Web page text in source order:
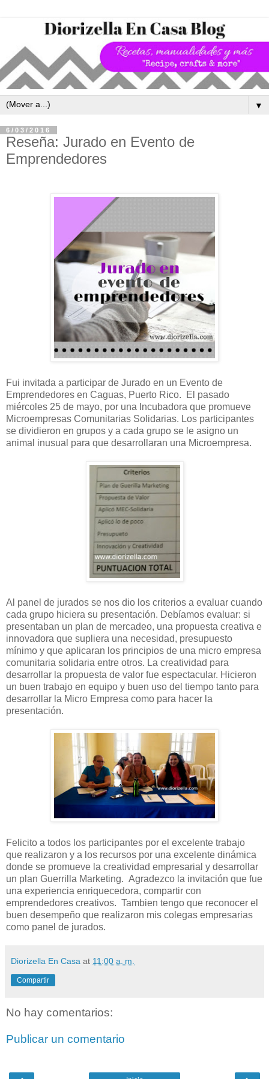
▼
6/03/2016
Reseña: Jurado en Evento de
Emprendedores
Fui invitada a participar de Jurado en un Evento de
Emprendedores en Caguas, Puerto Rico. El pasado
miércoles 25 de mayo, por una Incubadora que promueve
Microempresas Comunitarias Solidarias. Los participantes
se dividieron en grupos y a cada grupo se le asigno un
animal inusual para que desarrollaran una Microempresa.
Al panel de jurados se nos dio los criterios a evaluar cuando
cada grupo hiciera su presentación. Debíamos evaluar: si
presentaban un plan de mercadeo, una propuesta creativa e
innovadora que supliera una necesidad, presupuesto
mínimo y que aplicaran los principios de una micro empresa
comunitaria solidaria entre otros. La creatividad para
desarrollar la propuesta de valor fue espectacular. Hicieron
un buen trabajo en equipo y buen uso del tiempo tanto para
desarrollar la Micro Empresa como para hacer la
presentación.
Felicito a todos los participantes por el excelente trabajo
que realizaron y a los recursos por una excelente dinámica
donde se promueve la creatividad empresarial y desarrollar
un plan Guerrilla Marketing. Agradezco la invitación que fue
una experiencia enriquecedora, compartir con
emprendedores creativos. Tambien tengo que reconocer el
buen desempeño que realizaron mis colegas empresarias
como panel de jurados.
Diorizella En Casa at 11:00 a. m.
Compartir
No hay comentarios:
Publicar un comentario